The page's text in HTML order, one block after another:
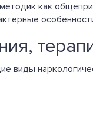
как
виды